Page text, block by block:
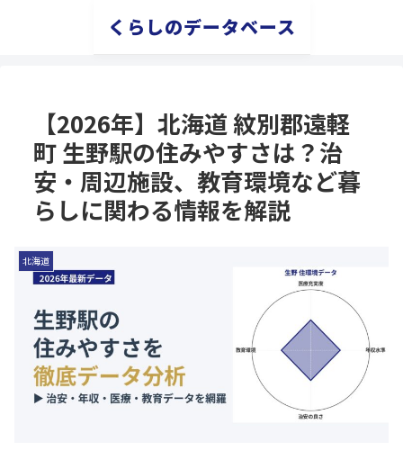
くらしのデータベース
【2026年】北海道 紋別郡遠軽
町 生野駅の住みやすさは？治
安・周辺施設、教育環境など暮
らしに関わる情報を解説
北海道